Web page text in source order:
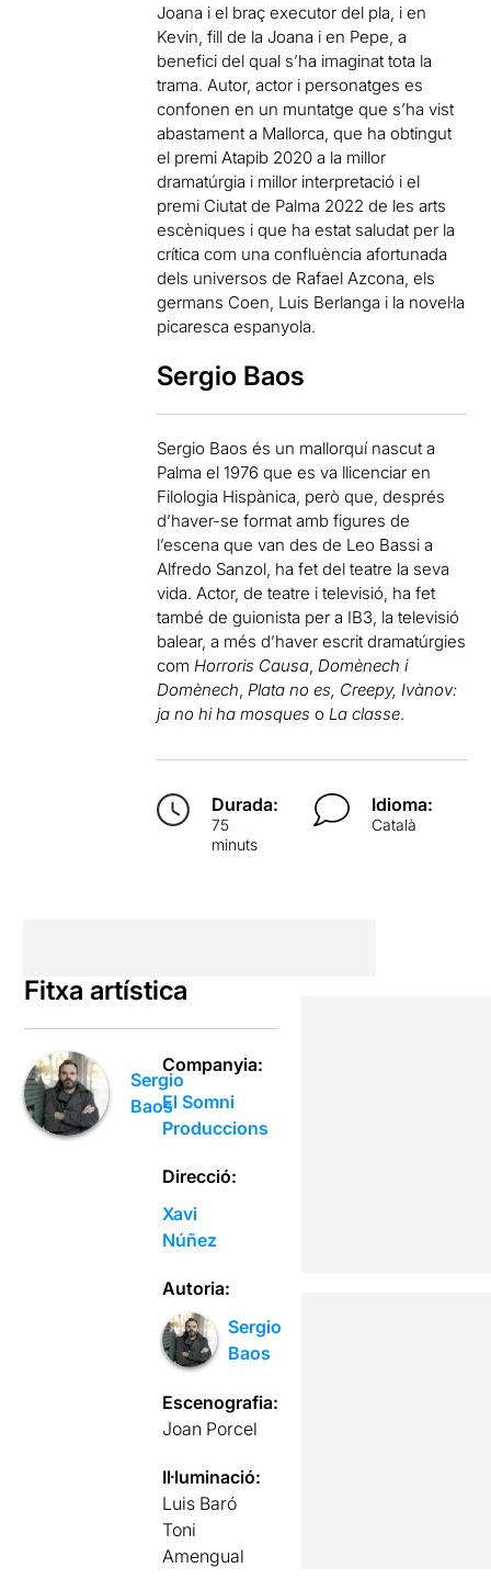
Joana i el braç executor del pla, i en
Kevin, fill de la Joana i en Pepe, a
benefici del qual s’ha imaginat tota la
trama. Autor, actor i personatges es
confonen en un muntatge que s’ha vist
abastament a Mallorca, que ha obtingut
el premi Atapib 2020 a la millor
dramatúrgia i millor interpretació i el
premi Ciutat de Palma 2022 de les arts
escèniques i que ha estat saludat per la
crítica com una confluència afortunada
dels universos de Rafael Azcona, els
germans Coen, Luis Berlanga i la novel·la
picaresca espanyola.
Sergio Baos
Sergio Baos és un mallorquí nascut a
Palma el 1976 que es va llicenciar en
Filologia Hispànica, però que, després
d’haver-se format amb figures de
l’escena que van des de Leo Bassi a
Alfredo Sanzol, ha fet del teatre la seva
vida. Actor, de teatre i televisió, ha fet
també de guionista per a IB3, la televisió
balear, a més d’haver escrit dramatúrgies
com Horroris Causa Domènech i
Domènech Plata no es, Creepy, Ivànov:
ja no hi ha mosques o La classe.
Durada:
75
minuts
Idioma:
Català
Fitxa artística
Sergio
Baos
Companyia:
El Somni
Produccions
Direcció:
Xavi
Núñez
Autoria:
Sergio
Baos
Escenografia:
Joan Porcel
Il·luminació:
Luis Baró
Toni
Amengual